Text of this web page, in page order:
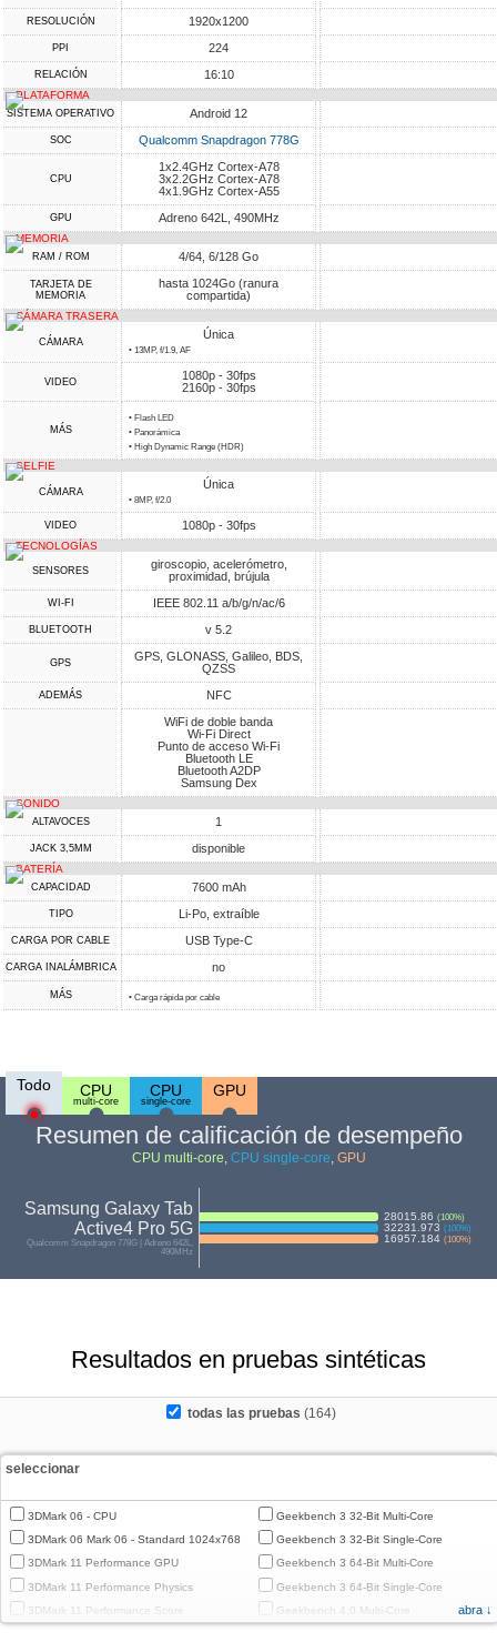
RESOLUCIÓN 1920x1200
PPI 224
RELACIÓN 16:10
PLATAFORMA
SISTEMA OPERATIVO Android 12
SOC Qualcomm Snapdragon 778G
CPU
1x2.4GHz Cortex-A78
3x2.2GHz Cortex-A78
4x1.9GHz Cortex-A55
GPU Adreno 642L, 490MHz
MEMORIA
RAM / ROM 4/64, 6/128 Go
TARJETA DE
MEMORIA
hasta 1024Go (ranura
compartida)
CÁMARA TRASERA
CÁMARA
Única
• 13MP, f/1.9, AF
VIDEO
1080p - 30fps
2160p - 30fps
MÁS
• Flash LED
• Panorámica
• High Dynamic Range (HDR)
SELFIE
CÁMARA
Única
• 8MP, f/2.0
VIDEO 1080p - 30fps
TECNOLOGÍAS
SENSORES
giroscopio, acelerómetro,
proximidad, brújula
WI-FI IEEE 802.11 a/b/g/n/ac/6
BLUETOOTH v 5.2
GPS
GPS, GLONASS, Galileo, BDS,
QZSS
ADEMÁS
NFC
WiFi de doble banda
Wi-Fi Direct
Punto de acceso Wi-Fi
Bluetooth LE
Bluetooth A2DP
Samsung Dex
SONIDO
ALTAVOCES 1
JACK 3,5MM disponible
BATERÍA
CAPACIDAD 7600 mAh
TIPO Li-Po, extraíble
CARGA POR CABLE USB Type-C
CARGA INALÁMBRICA no
MÁS • Carga rápida por cable
Todo CPU
multi-core
CPU
single-core
GPU
Resumen de calificación de desempeño
CPU multi-core, CPU single-core, GPU
Samsung Galaxy Tab
Active4 Pro 5G
Qualcomm Snapdragon 778G | Adreno 642L,
490MHz
28015.86 (100%)
32231.973 (100%)
16957.184 (100%)
Resultados en pruebas sintéticas
todas las pruebas (164)
seleccionar
3DMark 06 - CPU
3DMark 06 Mark 06 - Standard 1024x768
3DMark 11 Performance GPU
3DMark 11 Performance Physics
3DMark 11 Performance Score
Geekbench 3 32-Bit Multi-Core
Geekbench 3 32-Bit Single-Core
Geekbench 3 64-Bit Multi-Core
Geekbench 3 64-Bit Single-Core
Geekbench 4.0 Multi-Core
abra ↓